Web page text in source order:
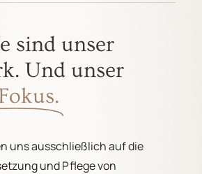
sind unser
Und unser
uns ausschließlich auf die
und Pflege von